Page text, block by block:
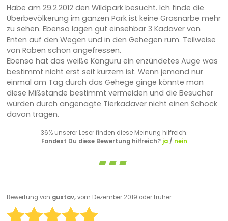
Habe am 29.2.2012 den Wildpark besucht. Ich finde die
Überbevölkerung im ganzen Park ist keine Grasnarbe mehr
zu sehen. Ebenso lagen gut einsehbar 3 Kadaver von
Enten auf den Wegen und in den Gehegen rum. Teilweise
von Raben schon angefressen.
Ebenso hat das weiße Känguru ein enzündetes Auge was
bestimmt nicht erst seit kurzem ist. Wenn jemand nur
einmal am Tag durch das Gehege ginge könnte man
diese Mißstände bestimmt vermeiden und die Besucher
würden durch angenagte Tierkadaver nicht einen Schock
davon tragen.
36% unserer Leser finden diese Meinung hilfreich.
Fandest Du diese Bewertung hilfreich? ja/ nein
Bewertung von gustav,vom Dezember 2019 oder früher